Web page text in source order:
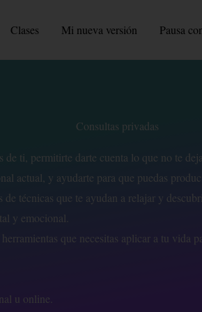
Clases Mi nueva versión Pausa
Consultas privadas
ti, permitirte darte cuenta lo que no te
actual, y ayudarte para que puedas
técnicas que te ayudan a relajar y
y emocional.
que necesitas aplicar a tu vida
u online.